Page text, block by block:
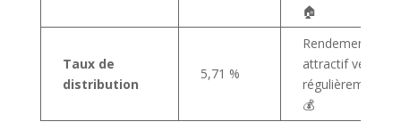
🏠
Taux de
distribution
5,71 %
Rendement
attractif versé
régulièrement
💰